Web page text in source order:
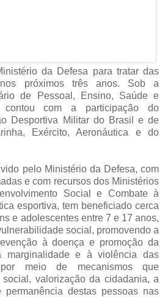
da Defesa para tratar das
próximos três anos. Sob a
de Pessoal, Ensino, Saúde e
contou com a participação do
Desportiva Militar do Brasil e de
Exército, Aeronáutica e do
pelo Ministério da Defesa, com
e com recursos dos Ministérios
Social e Combate à
esportiva, tem beneficiado cerca
e adolescentes entre 7 e 17 anos,
social, promovendo a
à doença e promoção da
marginalidade e à violência das
meio de mecanismos que
valorização da cidadania, a
destas pessoas nas